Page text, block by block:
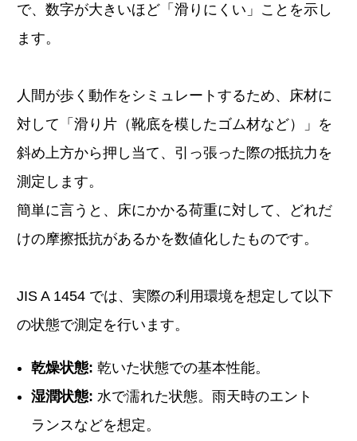
で、数字が大きいほど「滑りにくい」ことを示し
ます。
人間が歩く動作をシミュレートするため、床材に
対して「滑り片（靴底を模したゴム材など）」を
斜め上方から押し当て、引っ張った際の抵抗力を
測定します。
簡単に言うと、床にかかる荷重に対して、どれだ
けの摩擦抵抗があるかを数値化したものです。
JIS A 1454 では、実際の利用環境を想定して以下
の状態で測定を行います。
乾燥状態: 乾いた状態での基本性能。
湿潤状態: 水で濡れた状態。雨天時のエント
ランスなどを想定。